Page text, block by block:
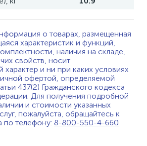
о товарах, размещенная
характеристик и функций,
наличия на складе,
свойств, носит
и ни при каких условиях
офертой, определяемой
437(2) Гражданского кодекса
Для получения подробной
и стоимости указанных
пожалуйста, обращайтесь к
по телефону: 8-800-550-4-660